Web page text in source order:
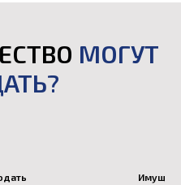
МОГУТ